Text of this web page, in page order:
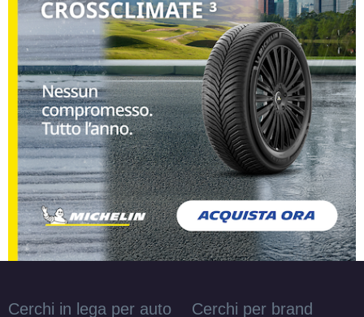
17" 7.5X17 ET35 5x108
Foro centrale: 72mm
Esaurito
MAK Fatale Silver 5 fori
17" 7.5X17 ET45 5x108
Foro centrale: 72mm
Esaurito
MAK Fatale White And
Black 5 fori 17" 7.5X17
ET43 5x112
Foro centrale: 76mm
Cerchi in lega per auto Cerchi per brand